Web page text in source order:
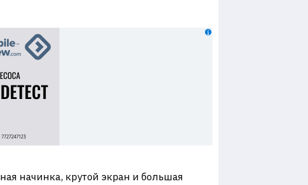
начинка, крутой экран и большая